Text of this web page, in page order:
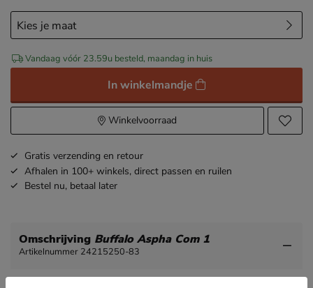
Vandaag vóór 23.59u besteld, maandag in huis
In winkelmandje
Winkelvoorraad
Gratis verzending en retour
Afhalen in 100+ winkels, direct passen en ruilen
Bestel nu, betaal later
Omschrijving Buffalo Aspha Com 1
Artikelnummer 24215250-83